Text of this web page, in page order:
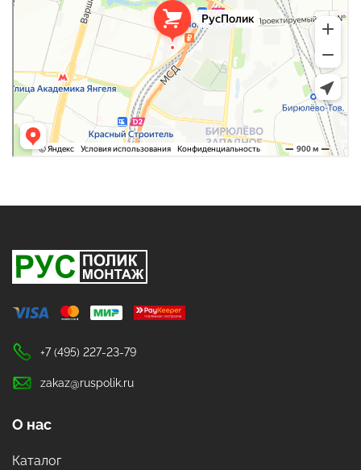
+7 (495) 227-23-79
zakaz@ruspolik.ru
О нас
Каталог